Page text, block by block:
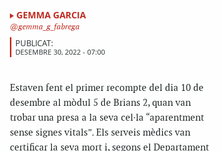
GEMMA GARCIA
gemma_g_fabrega
PUBLICAT:
DESEMBRE 30, 2022 - 07:00
Estaven fent el primer recompte del dia 10 de
desembre al mòdul 5 de Brians 2, quan van
trobar una presa a la seva cel·la “aparentment
sense signes vitals”. Els serveis mèdics van
certificar la seva mort i, segons el Departament